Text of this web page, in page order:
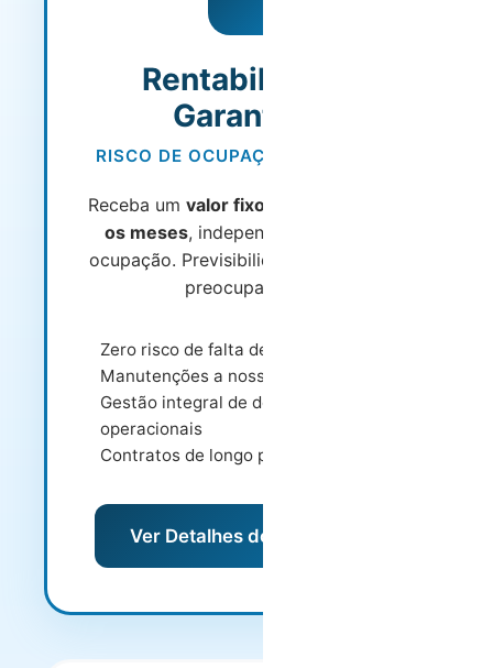
Rentabilidade
Garantida
RISCO DE OCUPAÇÃO ASSUMIDO
Receba um valor fixo garantido todos
os meses, independentemente da
ocupação. Previsibilidade total e zero
preocupações.
Zero risco de falta de ocupação
Manutenções a nosso cargo
Gestão integral de despesas
operacionais
Contratos de longo prazo
Ver Detalhes do Modelo